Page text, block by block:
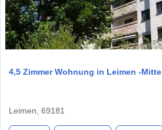
4,5 Zimmer Wohnung in Leimen -Mitte
Leimen, 69181